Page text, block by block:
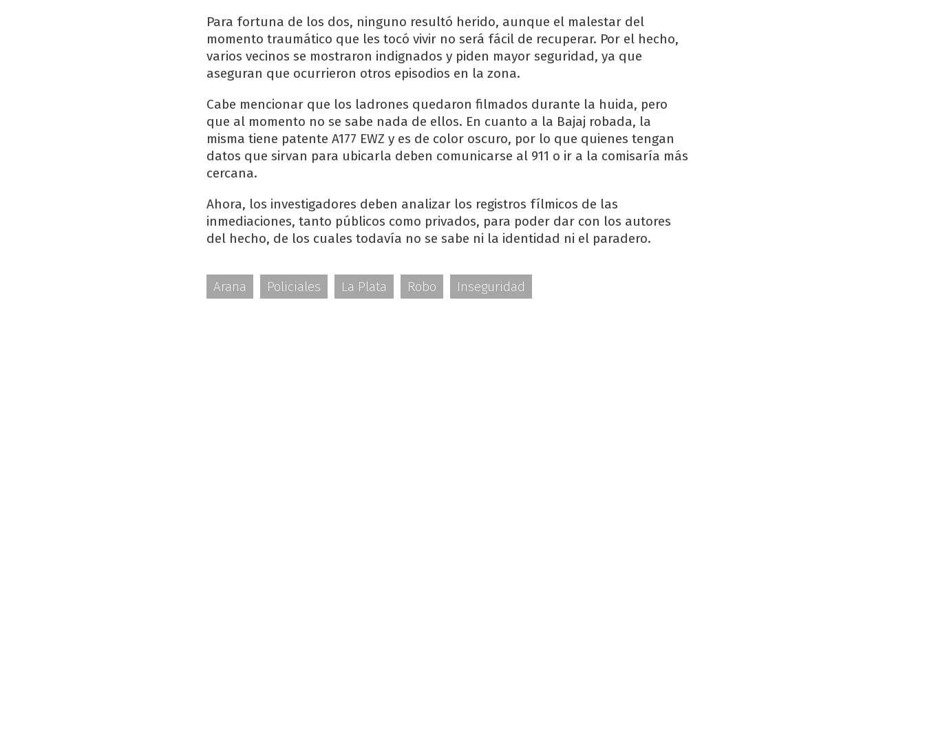
Para fortuna de los dos, ninguno resultó herido, aunque el malestar del
momento traumático que les tocó vivir no será fácil de recuperar. Por el hecho,
varios vecinos se mostraron indignados y piden mayor seguridad, ya que
aseguran que ocurrieron otros episodios en la zona.
Cabe mencionar que los ladrones quedaron filmados durante la huida, pero
que al momento no se sabe nada de ellos. En cuanto a la Bajaj robada, la
misma tiene patente A177 EWZ y es de color oscuro, por lo que quienes tengan
datos que sirvan para ubicarla deben comunicarse al 911 o ir a la comisaría más
cercana.
Ahora, los investigadores deben analizar los registros fílmicos de las
inmediaciones, tanto públicos como privados, para poder dar con los autores
del hecho, de los cuales todavía no se sabe ni la identidad ni el paradero.
Arana Policiales La Plata Robo Inseguridad